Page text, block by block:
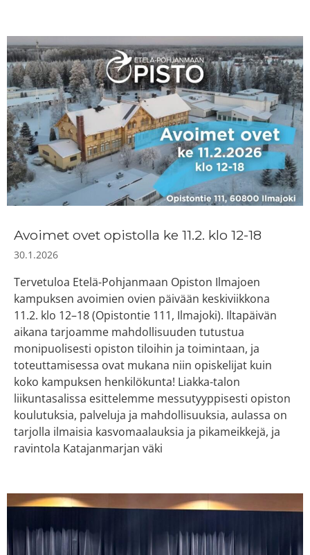
Avoimet ovet opistolla ke 11.2. klo 12-18
30.1.2026
Tervetuloa Etelä-Pohjanmaan Opiston Ilmajoen
kampuksen avoimien ovien päivään keskiviikkona
11.2. klo 12–18 (Opistontie 111, Ilmajoki). Iltapäivän
aikana tarjoamme mahdollisuuden tutustua
monipuolisesti opiston tiloihin ja toimintaan, ja
toteuttamisessa ovat mukana niin opiskelijat kuin
koko kampuksen henkilökunta! Liakka-talon
liikuntasalissa esittelemme messutyyppisesti opiston
koulutuksia, palveluja ja mahdollisuuksia, aulassa on
tarjolla ilmaisia kasvomaalauksia ja pikameikkejä, ja
ravintola Katajanmarjan väki